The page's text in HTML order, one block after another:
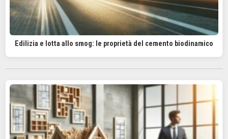
Edilizia e lotta allo smog: le proprietà del cemento biodinamico